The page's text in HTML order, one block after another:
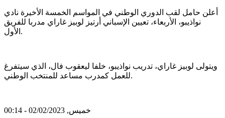
أعلن حامل لقب الدوري الوطني في المواسم الخمسة الأخيرة نادي
نواذيبو، الأربعاء، تعيين الإسباني أرتيز لوبيز غاراي مدربا للفريق
الأول.
ويتولى لوبيز غاراي، تدريب نواذيبو، خلفا ليعقوب فال، الذي سيتفرغ
للعمل كمدرب مساعد للمنتخب الوطني.
خميس, 02/02/2023 - 00:14